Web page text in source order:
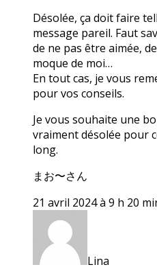
Désolée, ça doit faire
message pareil. Faut
de ne pas être aimée,
moque de moi…
En tout cas, je vous
pour vos conseils.
Je vous souhaite une
vraiment désolée pour
long.
まお〜さん
21 avril 2024 à 9 h 20
Lina